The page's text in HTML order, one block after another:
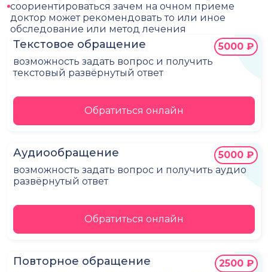
Текстовое обращение
возможность задать вопрос и получить
текстовый развёрнутый ответ
5000 ₽
Обратиться онлайн
Аудиообращение
возможность задать вопрос и получить аудио
развёрнутый ответ
5000 ₽
Обратиться онлайн
Повторное обращение 2500 ₽
соориентироваться зачем на очном приеме
доктор может рекомендовать то или иное
обследование или метод лечения